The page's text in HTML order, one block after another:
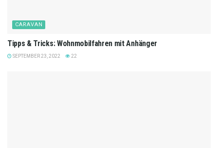
CARAVAN
Tipps & Tricks: Wohnmobilfahren mit Anhänger
SEPTEMBER 23, 2022 22